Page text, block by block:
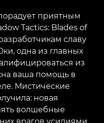
приятным
Tactics: Blades of
славу
одна из главных
из
ваша помощь в
Мистические
новая
волшебные